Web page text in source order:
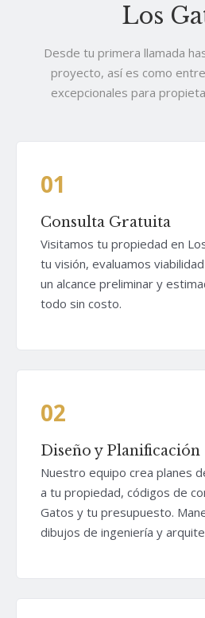
Los
Desde tu primera llamada
proyecto, así es como
excepcionales para
01
Consulta Gratuita
Visitamos tu propiedad en
tu visión, evaluamos
un alcance preliminar y
todo sin costo.
02
Diseño y Planificación
Nuestro equipo crea planes
a tu propiedad, códigos de
Gatos y tu presupuesto.
dibujos de ingeniería y